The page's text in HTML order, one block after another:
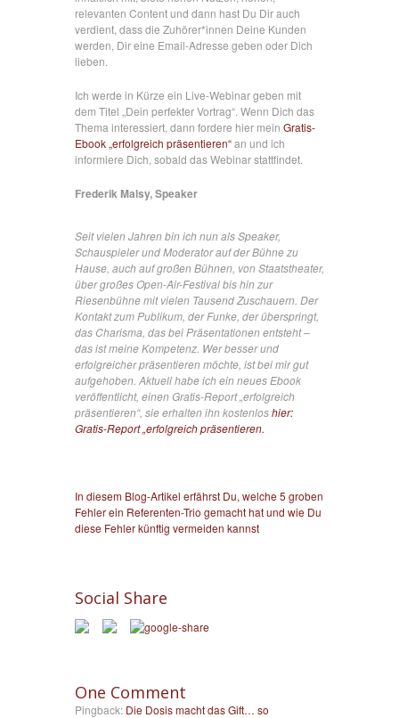
relevanten Content und dann hast Du Dir auch
verdient, dass die Zuhörer*innen Deine Kunden
werden, Dir eine Email-Adresse geben oder Dich
lieben.
Ich werde in Kürze ein Live-Webinar geben mit
dem Titel „Dein perfekter Vortrag“. Wenn Dich das
Thema interessiert, dann fordere hier mein Gratis-
Ebook „erfolgreich präsentieren“an und ich
informiere Dich, sobald das Webinar stattfindet.
Frederik Malsy, Speaker
Seit vielen Jahren bin ich nun als Speaker,
Schauspieler und Moderator auf der Bühne zu
Hause, auch auf großen Bühnen, von Staatstheater,
über großes Open-Air-Festival bis hin zur
Riesenbühne mit vielen Tausend Zuschauern. Der
Kontakt zum Publikum, der Funke, der überspringt,
das Charisma, das bei Präsentationen entsteht –
das ist meine Kompetenz. Wer besser und
erfolgreicher präsentieren möchte, ist bei mir gut
aufgehoben. Aktuell habe ich ein neues Ebook
veröffentlicht, einen Gratis-Report „erfolgreich
präsentieren“, sie erhalten ihn kostenloshier:
Gratis-Report „erfolgreich präsentieren.
In diesem Blog-Artikel erfährst Du, welche 5 groben
Fehler ein Referenten-Trio gemacht hat und wie Du
diese Fehler künftig vermeiden kannst
Social Share
One Comment
Pingback: Die Dosis macht das Gift… so